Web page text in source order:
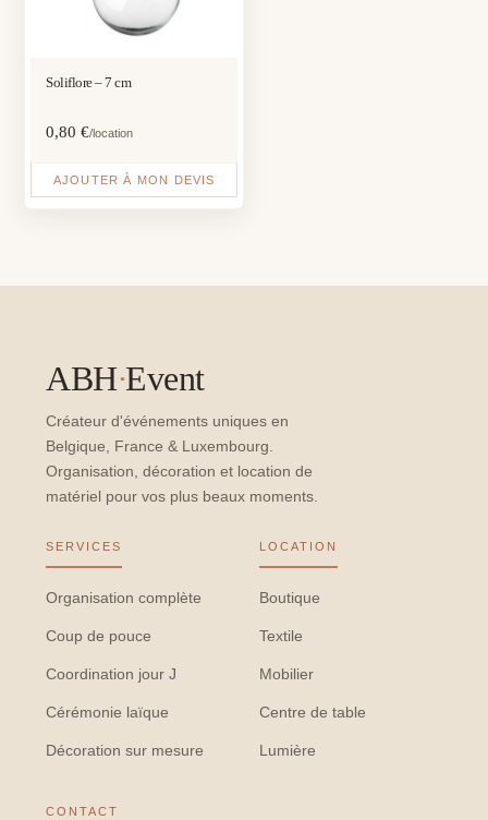
Soliflore – 7 cm
0,80€/location
AJOUTER À MON DEVIS
ABH·Event
Créateur d'événements uniques en
Belgique, France & Luxembourg.
Organisation, décoration et location de
matériel pour vos plus beaux moments.
SERVICES
Organisation complète
Coup de pouce
Coordination jour J
Cérémonie laïque
Décoration sur mesure
LOCATION
Boutique
Textile
Mobilier
Centre de table
Lumière
CONTACT